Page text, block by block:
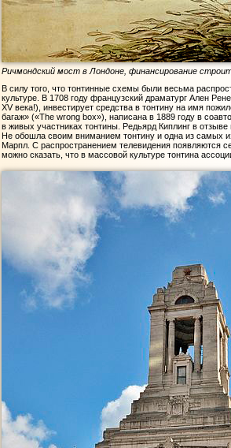
Ричмондский мост в Лондоне, финансирование
В силу того, что тонтинные схемы были весьма
культуре. В 1708 году французский драматург Ален
XV века!), инвестирует средства в тонтину на имя
багаж» («The wrong box»), написана в 1889 году в
в живых участниках тонтины. Редьярд Киплинг в
Не обошла своим вниманием тонтину и одна из самых
Марпл. С распространением телевидения появляются
можно сказать, что в массовой культуре тонтина